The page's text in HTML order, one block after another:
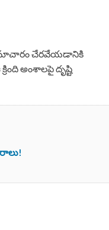
సమాచారం చేరవేయడానికి
అంశాలపై దృష్టి